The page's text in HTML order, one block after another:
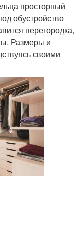
просторный
обустройство
перегородка,
Размеры и
своими